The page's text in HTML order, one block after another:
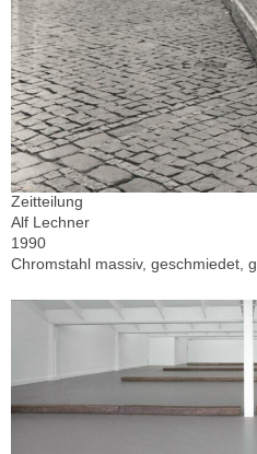
Zeitteilung
Alf Lechner
1990
Chromstahl massiv, geschmiedet,